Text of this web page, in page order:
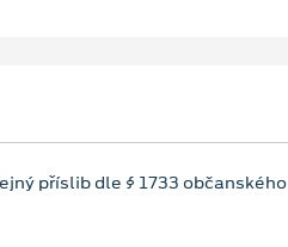
příslib dle § 1733 občanského